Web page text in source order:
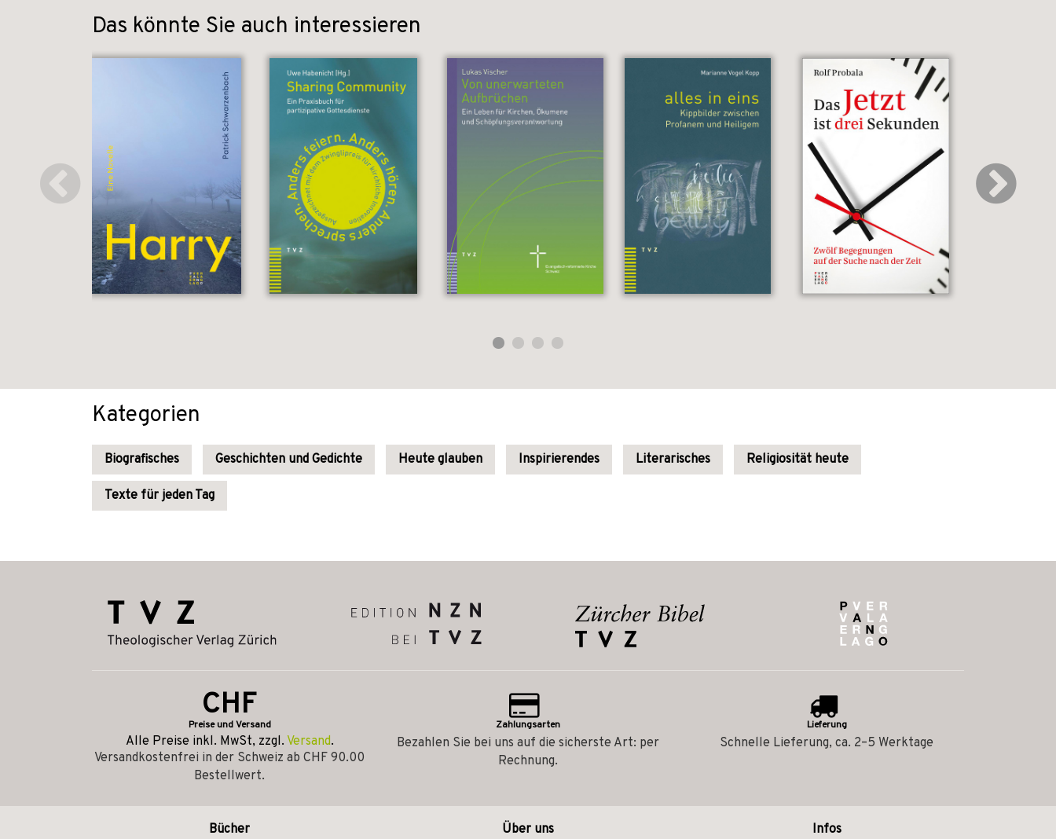
Das könnte Sie auch interessieren
Kategorien
Biografisches Geschichten und Gedichte Heute glauben Inspirierendes Literarisches Religiosität heute
Texte für jeden Tag
CHF
Preise und Versand
Alle Preise inkl. MwSt, zzgl. Versand.
Versandkostenfrei in der Schweiz ab CHF 90.00
Bestellwert.
Zahlungsarten
Bezahlen Sie bei uns auf die sicherste Art: per
Rechnung.
Lieferung
Schnelle Lieferung, ca. 2–5 Werktage
Bücher Über uns Infos